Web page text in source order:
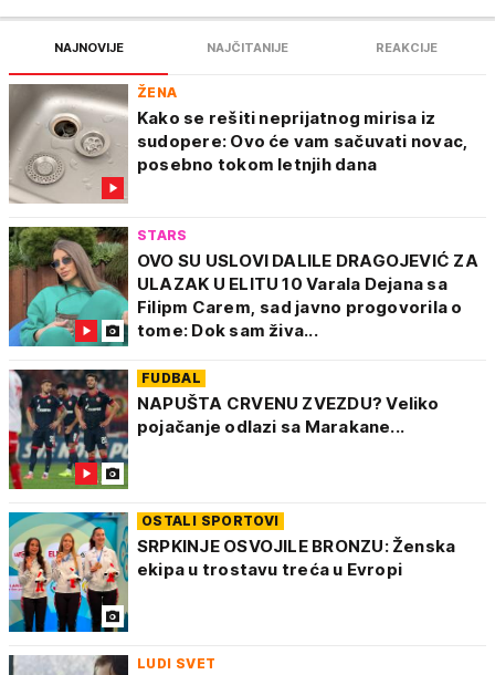
NAJNOVIJE NAJČITANIJE REAKCIJE
ŽENA
Kako se rešiti neprijatnog mirisa iz
sudopere: Ovo će vam sačuvati novac,
posebno tokom letnjih dana
STARS
OVO SU USLOVI DALILE DRAGOJEVIĆ ZA
ULAZAK U ELITU 10 Varala Dejana sa
Filipm Carem, sad javno progovorila o
tome: Dok sam živa...
FUDBAL
NAPUŠTA CRVENU ZVEZDU? Veliko
pojačanje odlazi sa Marakane...
OSTALI SPORTOVI
SRPKINJE OSVOJILE BRONZU: Ženska
ekipa u trostavu treća u Evropi
LUDI SVET